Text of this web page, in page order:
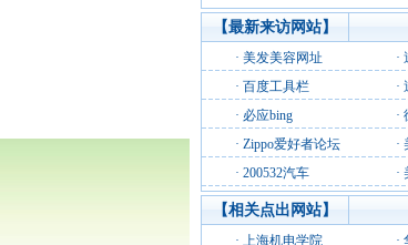
【最新来访网站】
· 美发美容网址 ·
· 百度工具栏 ·
· 必应bing ·
· Zippo爱好者论坛 ·
· 200532汽车 ·
【相关点出网站】
· 上海机电学院 ·